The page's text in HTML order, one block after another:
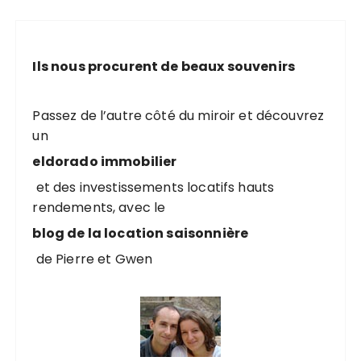
Ils nous procurent de beaux souvenirs
Passez de l’autre côté du miroir et découvrez
un
eldorado immobilier
et des investissements locatifs hauts
rendements, avec le
blog de la location saisonnière
de Pierre et Gwen